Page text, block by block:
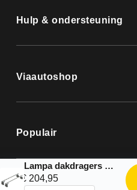
Hulp & ondersteuning
Viaautoshop
Populair
Lampa dakdragers |Nordrive Aluminium complete set geschikt voor: – Citroen C8 scanalato – 2002 – 2013
€ 204,95